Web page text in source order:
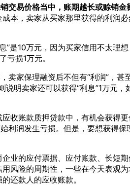
交易价格当中，账期越长或赊销金
本，卖家从买家那里获得的利润
是10万元，因为买家信用不太
损1万元。
卖家保理融资后不但有“利润”，
明卖家还可以获得“利息”1万元
收账款质押贷款中，有机会获得
利润发生亏损。但是，要想获得
业的应付票据、应付账款、长短
风险的周期性，一些在今天表观
还款人的应收账款。